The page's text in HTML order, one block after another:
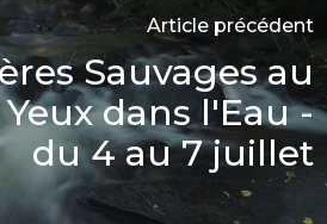
Article précédent
Sauvages au
dans l'Eau -
du 4 au 7 juillet